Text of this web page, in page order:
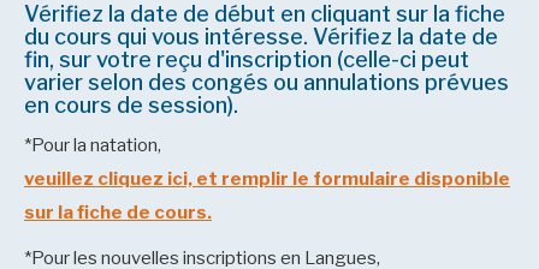
Vérifiez la date de début en cliquant sur la fiche
du cours qui vous intéresse. Vérifiez la date de
fin, sur votre reçu d'inscription (celle-ci peut
varier selon des congés ou annulations prévues
en cours de session).
*Pour la natation,
veuillez cliquez ici, et remplir le formulaire disponible
sur la fiche de cours.
*Pour les nouvelles inscriptions en Langues,